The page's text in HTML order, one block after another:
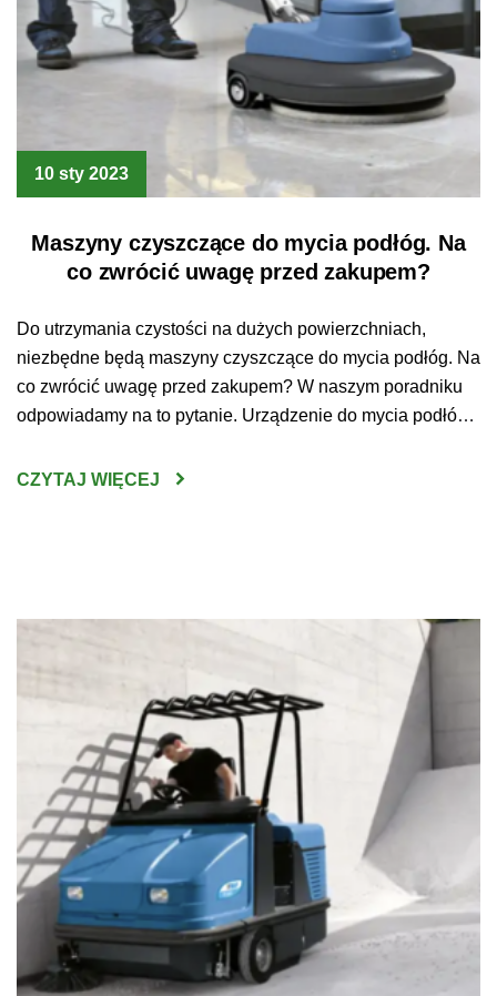
10 sty 2023
Maszyny czyszczące do mycia podłóg. Na
co zwrócić uwagę przed zakupem?
Do utrzymania czystości na dużych powierzchniach,
niezbędne będą maszyny czyszczące do mycia podłóg. Na
co zwrócić uwagę przed zakupem? W naszym poradniku
odpowiadamy na to pytanie. Urządzenie do mycia podłóg
wielkopowierzchniowych przestrzeni bez użycia do tego
CZYTAJ WIĘCEJ